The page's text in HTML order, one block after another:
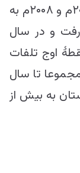
تعداد در سال‌های ۲۰۰۵م، ۲۰۰۶م، ۲۰۰۷م و ۲۰۰۸م به
۱۹۳، ۲۲۸ و ۲۹۶ بالا رفت و در سال
تن رسید. سال ۲۰۱۰م نقطۀ اوج تلفات
تا سال
به بیش از